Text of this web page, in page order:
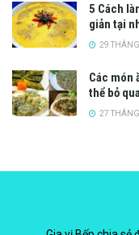
5 Cách
giản tại
29
Các món
thể bỏ
27